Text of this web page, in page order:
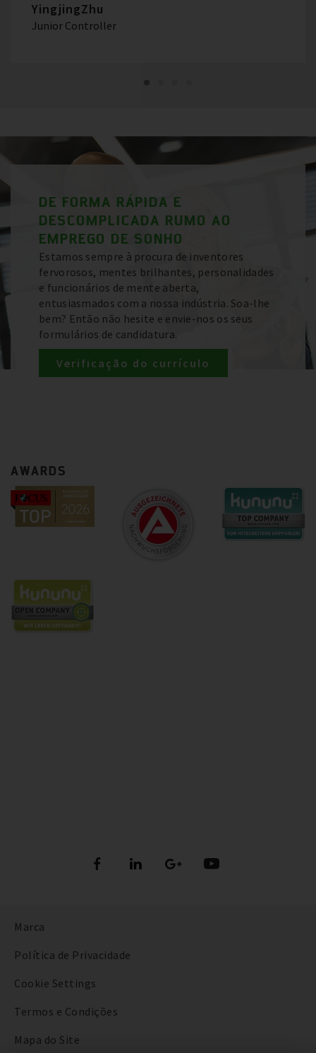
YingjingZhu
Junior Controller
DE FORMA RÁPIDA E
DESCOMPLICADA RUMO AO
EMPREGO DE SONHO
Estamos sempre à procura de inventores
fervorosos, mentes brilhantes, personalidades
e funcionários de mente aberta,
entusiasmados com a nossa indústria. Soa-lhe
bem? Então não hesite e envie-nos os seus
formulários de candidatura.
Verificação do currículo
AWARDS
Marca
Política de Privacidade
Cookie Settings
Termos e Condições
Mapa do Site